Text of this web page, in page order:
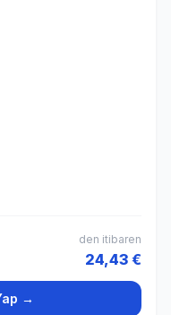
den itibaren
24,43 €
→